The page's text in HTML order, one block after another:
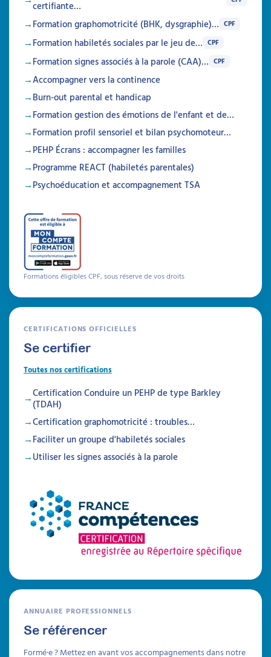
certifiante…
Formation graphomotricité (BHK, dysgraphie)… CPF
Formation habiletés sociales par le jeu de… CPF
Formation signes associés à la parole (CAA)… CPF
Accompagner vers la continence
Burn-out parental et handicap
Formation gestion des émotions de l'enfant et de…
Formation profil sensoriel et bilan psychomoteur…
PEHP Écrans : accompagner les familles
Programme REACT (habiletés parentales)
Psychoéducation et accompagnement TSA
Formations éligibles CPF, sous réserve de vos droits
CERTIFICATIONS OFFICIELLES
Se certifier
Toutes nos certifications
Certification Conduire un PEHP de type Barkley
(TDAH)
Certification graphomotricité : troubles…
Faciliter un groupe d'habiletés sociales
Utiliser les signes associés à la parole
ANNUAIRE PROFESSIONNELS
Se référencer
Formé·e ? Mettez en avant vos accompagnements dans notre